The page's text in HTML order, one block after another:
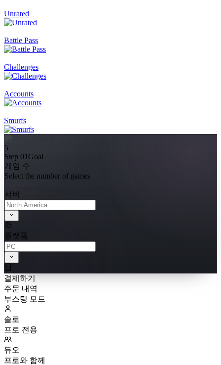
Unrated
Battle Pass
Challenges
Accounts
Smurfs
5
Step 01 Goal
게임 수
Select the number of games
서버
플랫폼
결제하기
주문 내역
부스팅 모드
솔로
프로 전용
듀오
프로와 함께